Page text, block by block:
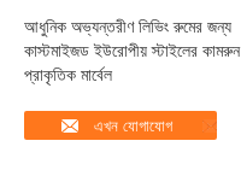
আধুনিক অভ্যন্তরীণ লিভিং রুমের জন্য
কাস্টমাইজড ইউরোপীয় স্টাইলের কামরুন
প্রাকৃতিক মার্বেল
এখন যোগাযোগ